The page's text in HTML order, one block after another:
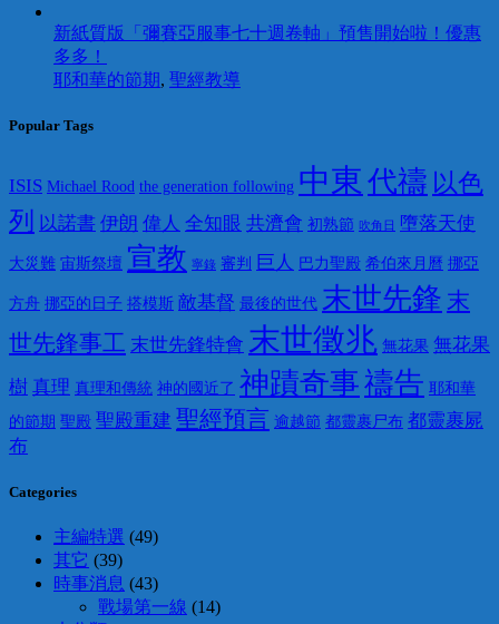
新紙質版「彌賽亞服事七十週卷軸」預售開始啦！優惠
多多！
耶和華的節期, 聖經教導
Popular Tags
ISIS Michael Rood the generation following 中東 代禱 以色
列
以諾書 伊朗 偉人 全知眼 共濟會 初熟節 吹角日 墮落天使
大災難 宙斯祭壇 宣教 寧錄 審判 巨人 巴力聖殿 希伯來月曆 挪亞
方舟 挪亞的日子 搭模斯 敵基督 最後的世代 末世先鋒 末
世先鋒事工 末世先鋒特會 末世徵兆 無花果 無花果
樹 真理 真理和傳統 神的國近了 神蹟奇事禱告 耶和華
的節期 聖殿 聖殿重建 聖經預言 逾越節 都靈裹尸布 都靈裹屍
布
Categories
主編特選 (49)
其它 (39)
時事消息 (43)
戰場第一線 (14)